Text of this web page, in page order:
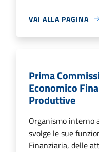
VAI ALLA PAGINA
Prima
Economico
Produttive
Organismo interno
svolge le sue
Finanziaria, delle